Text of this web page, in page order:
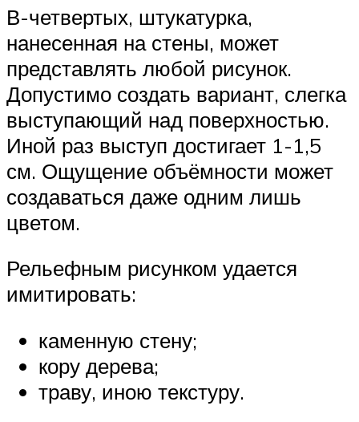
В-четвертых, штукатурка,
нанесенная на стены, может
представлять любой рисунок.
Допустимо создать вариант, слегка
выступающий над поверхностью.
Иной раз выступ достигает 1-1,5
см. Ощущение объёмности может
создаваться даже одним лишь
цветом.
Рельефным рисунком удается
имитировать:
каменную стену;
кору дерева;
траву, иною текстуру.